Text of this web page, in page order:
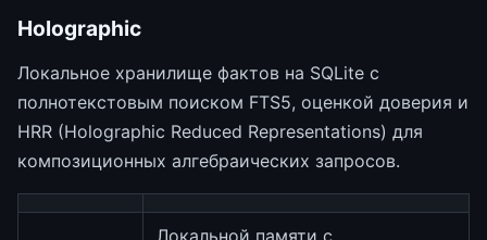
Holographic
Локальное хранилище фактов на SQLite с
полнотекстовым поиском FTS5, оценкой доверия и
HRR (Holographic Reduced Representations) для
композиционных алгебраических запросов.
Локальной памяти с